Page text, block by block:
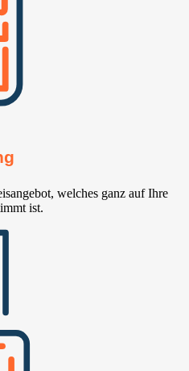
welches ganz auf Ihre
ist.